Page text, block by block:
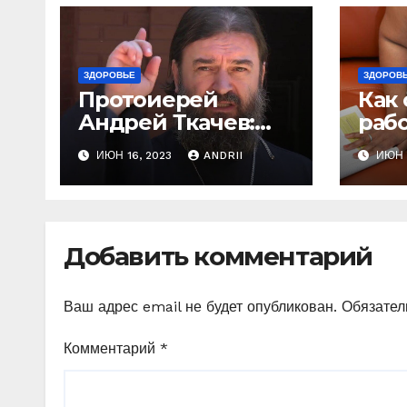
ЗДОРОВЬЕ
Протоиерей
Андрей Ткачев:
болезнь в
старости — это
расплата за грехи?
ИЮН 16, 2023 ANDRII
Как
ИЮН
Добавить комментарий
Ваш адрес email не будет опубликован.
Комментарий *